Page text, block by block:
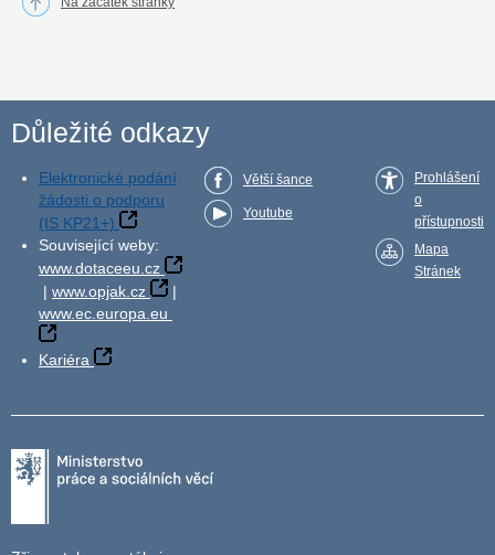
Důležité odkazy
Elektronické podání
žádosti o podporu
(IS KP21+)
Související weby:
www.dotaceeu.cz
| www.opjak.cz
|
www.ec.europa.eu
Kariéra
Větší šance
Youtube
Prohlášení
o
přístupnosti
Mapa
Stránek